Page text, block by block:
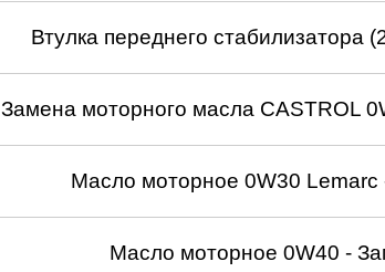
Втулка переднего стабилизатора
Замена моторного масла CASTROL
Масло моторное 0W30 Lemarc
Масло моторное 0W40 -